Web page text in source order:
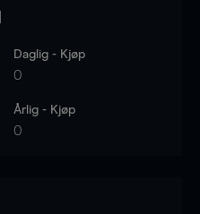
Daglig - Kjøp
0
Årlig - Kjøp
0